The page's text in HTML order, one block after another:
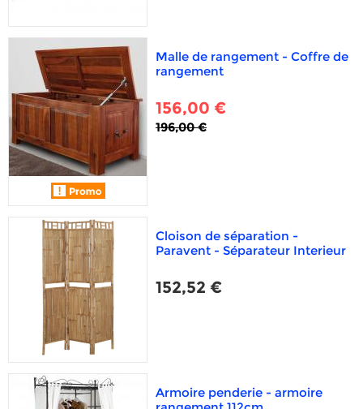
Malle de rangement - Coffre de
rangement
156,00 €
196,00 €
Cloison de séparation -
Paravent - Séparateur Interieur
152,52 €
Armoire penderie - armoire